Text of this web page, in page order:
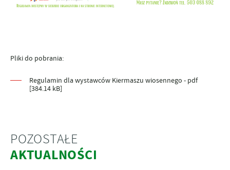
Pliki do pobrania:
Regulamin dla wystawców Kiermaszu wiosennego - pdf
[384.14 kB]
POZOSTAŁE
AKTUALNOŚCI